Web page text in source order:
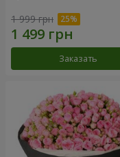
1 999 грн
Заказать